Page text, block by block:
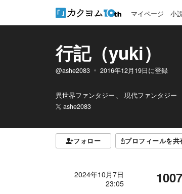
マイページ 小
行記（yuki）
@ashe2083 2016年12月19日に登録
異世界ファンタジー
現代ファンタジー
ashe2083
フォロー プロフィールを共
2024年10月7日
23:05